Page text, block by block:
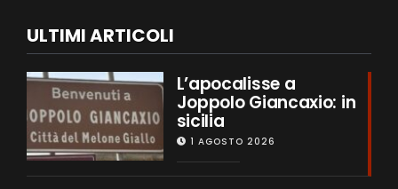
ULTIMI ARTICOLI
L’apocalisse a
Joppolo Giancaxio: in
sicilia
1 AGOSTO 2026